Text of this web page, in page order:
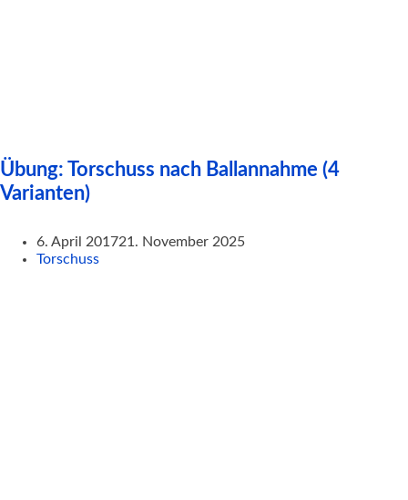
Übung: Torschuss nach Ballannahme (4
Varianten)
6. April 201721. November 2025
Torschuss